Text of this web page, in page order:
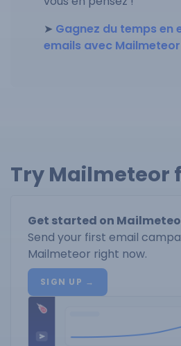
➤ Gagnez du temps en
emails avec Mailmeteor
Try Mailmeteor
Get started on
Send your first email
Mailmeteor right now.
SIGN UP →